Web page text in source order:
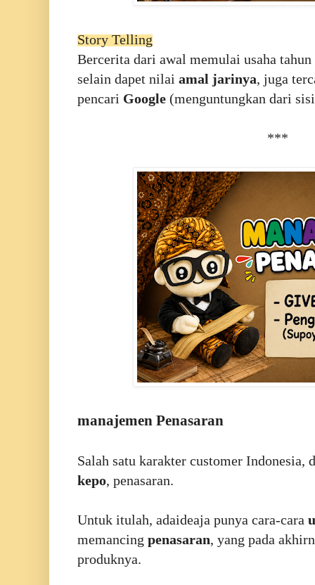
Story Telling
Bercerita dari awal memulai usaha tahun
selain dapet nilai amal jarinya, juga
pencari Google (menguntungkan dari
***
manajemen Penasaran
Salah satu karakter customer Indonesia,
kepo, penasaran.
Untuk itulah, adaideaja punya cara-cara
memancing penasaran, yang pada
produknya.